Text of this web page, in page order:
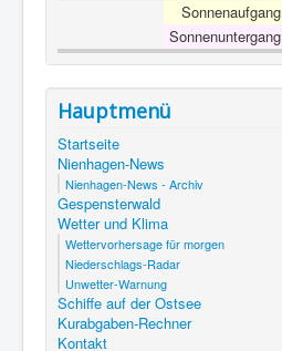
Sonnenaufgang
Sonnenuntergang
Hauptmenü
Startseite
Nienhagen-News
Nienhagen-News - Archiv
Gespensterwald
Wetter und Klima
Wettervorhersage für morgen
Niederschlags-Radar
Unwetter-Warnung
Schiffe auf der Ostsee
Kurabgaben-Rechner
Kontakt